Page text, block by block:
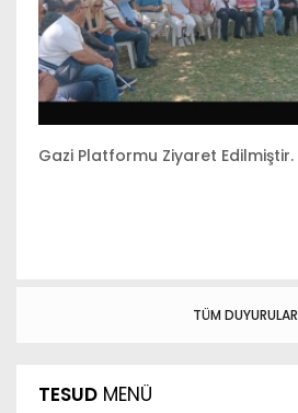
Gazi Platformu Ziyaret Edilmiştir.
TÜM DUYURULAR
TESUD MENÜ